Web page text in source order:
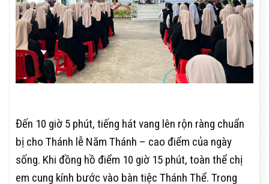
Đến 10 giờ 5 phút, tiếng hát vang lên rộn ràng chuẩn
bị cho Thánh lễ Năm Thánh – cao điểm của ngày
sống. Khi đồng hồ điểm 10 giờ 15 phút, toàn thể chị
em cung kính bước vào bàn tiệc Thánh Thể. Trong